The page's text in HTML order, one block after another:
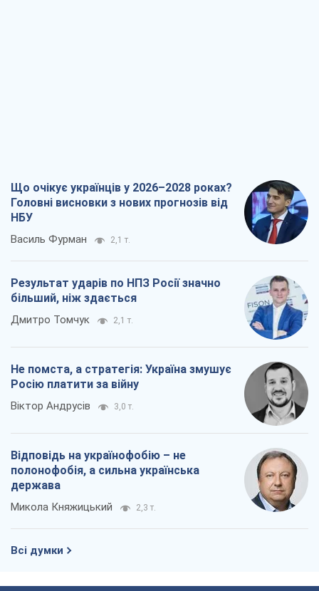
Що очікує українців у 2026–2028 роках?
Головні висновки з нових прогнозів від
НБУ
Василь Фурман 2,1 т.
Результат ударів по НПЗ Росії значно
більший, ніж здається
Дмитро Томчук 2,1 т.
Не помста, а стратегія: Україна змушує
Росію платити за війну
Віктор Андрусів 3,0 т.
Відповідь на українофобію – не
полонофобія, а сильна українська
держава
Микола Княжицький 2,3 т.
Всі думки